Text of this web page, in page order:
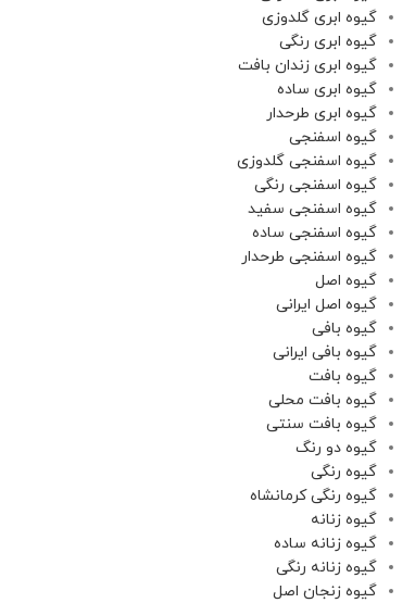
گیوه ابری گلدوزی
گیوه ابری رنگی
گیوه ابری زندان بافت
گیوه ابری ساده
گیوه ابری طرحدار
گیوه اسفنجی
گیوه اسفنجی گلدوزی
گیوه اسفنجی رنگی
گیوه اسفنجی سفید
گیوه اسفنجی ساده
گیوه اسفنجی طرحدار
گیوه اصل
گیوه اصل ایرانی
گیوه بافی
گیوه بافی ایرانی
گیوه بافت
گیوه بافت محلی
گیوه بافت سنتی
گیوه دو رنگ
گیوه رنگی
گیوه رنگی کرمانشاه
گیوه زنانه
گیوه زنانه ساده
گیوه زنانه‌ رنگی
گیوه زنجان اصل